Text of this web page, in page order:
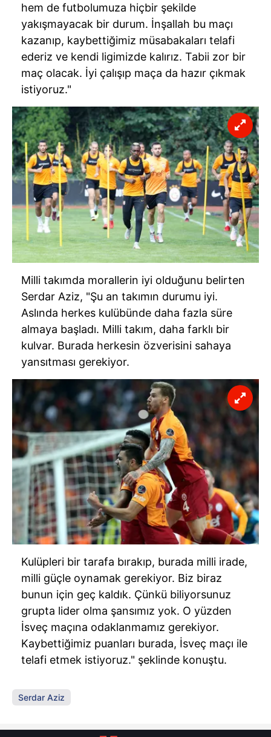
hem de futbolumuza hiçbir şekilde
yakışmayacak bir durum. İnşallah bu maçı
kazanıp, kaybettiğimiz müsabakaları telafi
ederiz ve kendi ligimizde kalırız. Tabii zor bir
maç olacak. İyi çalışıp maça da hazır çıkmak
istiyoruz."
Milli takımda morallerin iyi olduğunu belirten
Serdar Aziz, "Şu an takımın durumu iyi.
Aslında herkes kulübünde daha fazla süre
almaya başladı. Milli takım, daha farklı bir
kulvar. Burada herkesin özverisini sahaya
yansıtması gerekiyor.
Kulüpleri bir tarafa bırakıp, burada milli irade,
milli güçle oynamak gerekiyor. Biz biraz
bunun için geç kaldık. Çünkü biliyorsunuz
grupta lider olma şansımız yok. O yüzden
İsveç maçına odaklanmamız gerekiyor.
Kaybettiğimiz puanları burada, İsveç maçı ile
telafi etmek istiyoruz." şeklinde konuştu.
Serdar Aziz